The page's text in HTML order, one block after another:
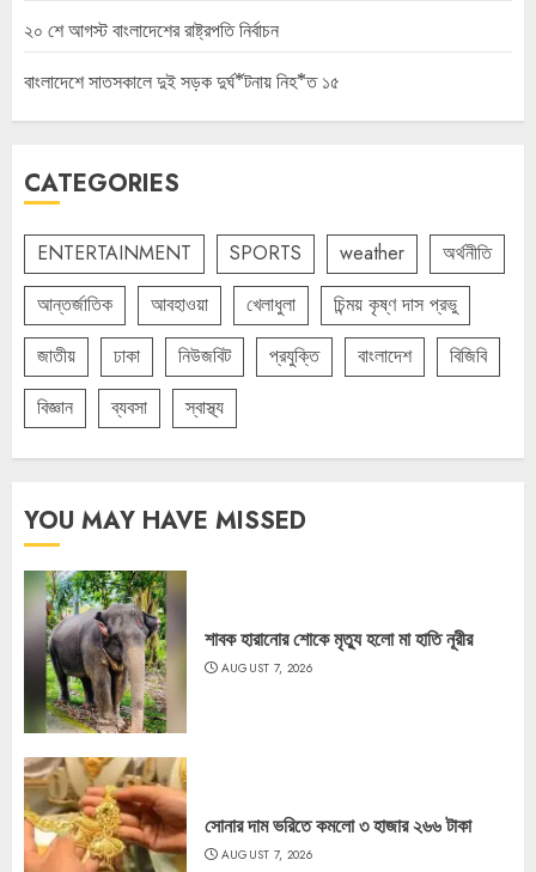
২০ শে আগস্ট বাংলাদেশের রাষ্ট্রপতি নির্বাচন
বাংলাদেশে সাতসকালে দুই সড়ক দুর্ঘ*টনায় নিহ*ত ১৫
CATEGORIES
ENTERTAINMENT SPORTS weather
অর্থনীতি
আন্তর্জাতিক
আবহাওয়া খেলাধুলা
চিন্ময় কৃষ্ণ দাস প্রভু
জাতীয়
ঢাকা নিউজবিট প্রযুক্তি বাংলাদেশ
বিজিবি
বিজ্ঞান
ব্যবসা স্বাস্থ্য
YOU MAY HAVE MISSED
শাবক হারানোর শোকে মৃত্যু হলো মা হাতি নূরীর
AUGUST 7, 2026
সোনার দাম ভরিতে কমলো ৩ হাজার ২৬৬ টাকা
AUGUST 7, 2026